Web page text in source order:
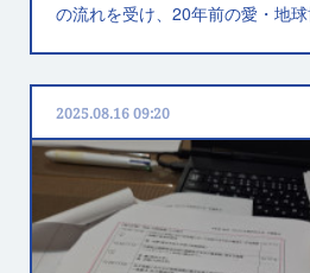
の流れを受け、20年前の愛・地
2025.08.16 09:20